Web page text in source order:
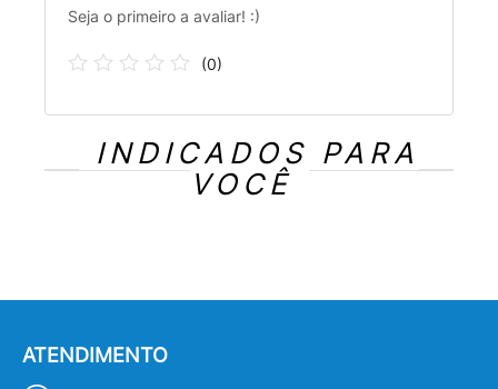
Seja o primeiro a avaliar! :)
(0)
INDICADOS PARA
VOCÊ
ATENDIMENTO